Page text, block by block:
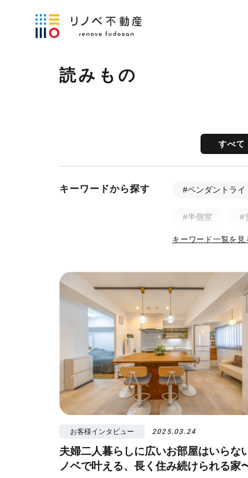
読みもの
すべて
キーワードから探す #ペンダントライ
#半個室 #
#土間 #ビ
#視覚効果
キーワード一覧を見
お客様インタビュー 2025.03.24
夫婦二人暮らしに広いお部屋はいらな
ノベで叶える、長く住み続けられる家